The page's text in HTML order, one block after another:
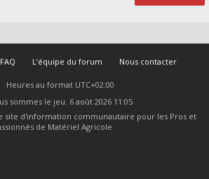
FAQ L’équipe du forum Nous contacter
Heures au format UTC+02:00
sommes le jeu. 6 août 2026 11:05
site d'information communautaire pour les Pros et
de Matériel Agricole